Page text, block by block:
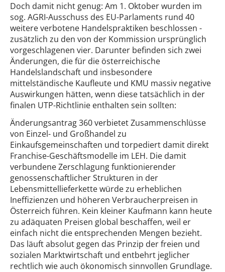
Doch damit nicht genug: Am 1. Oktober wurden im
sog. AGRI-Ausschuss des EU-Parlaments rund 40
weitere verbotene Handelspraktiken beschlossen -
zusätzlich zu den von der Kommission ursprünglich
vorgeschlagenen vier. Darunter befinden sich zwei
Änderungen, die für die österreichische
Handelslandschaft und insbesondere
mittelständische Kaufleute und KMU massiv negative
Auswirkungen hätten, wenn diese tatsächlich in der
finalen UTP-Richtlinie enthalten sein sollten:
Änderungsantrag 360 verbietet Zusammenschlüsse
von Einzel- und Großhandel zu
Einkaufsgemeinschaften und torpediert damit direkt
Franchise-Geschäftsmodelle im LEH. Die damit
verbundene Zerschlagung funktionierender
genossenschaftlicher Strukturen in der
Lebensmittellieferkette würde zu erheblichen
Ineffizienzen und höheren Verbraucherpreisen in
Österreich führen. Kein kleiner Kaufmann kann heute
zu adäquaten Preisen global beschaffen, weil er
einfach nicht die entsprechenden Mengen bezieht.
Das läuft absolut gegen das Prinzip der freien und
sozialen Marktwirtschaft und entbehrt jeglicher
rechtlich wie auch ökonomisch sinnvollen Grundlage.